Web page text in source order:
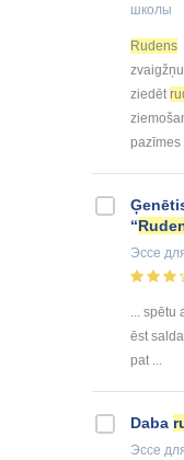
школы
Rudens
zvaigžņu
ziedēt
pazīmes
“
Эссе
... spētu
ēst
pat ...
Daba
Эссе